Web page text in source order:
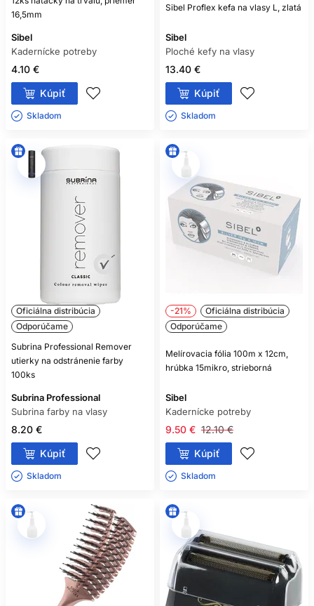
16,5mm
Sibel
Kadernícke potreby
4.10 €
Kúpiť
Skladom ㅤ
Sibel Proflex kefa na vlasy L, zlatá
Sibel
Ploché kefy na vlasy
13.40 €
Kúpiť
Skladom ㅤ
Oficiálna distribúcia
Odporúčame
Subrina Professional Remover
utierky na odstránenie farby
100ks
Subrina Professional
Subrina farby na vlasy
8.20 €
Kúpiť
Skladom ㅤ
-21%
Oficiálna distribúcia
Odporúčame
Melírovacia fólia 100m x 12cm,
hrúbka 15mikro, strieborná
Sibel
Kadernícke potreby
12.10 €
9.50 €
Kúpiť
Skladom ㅤ